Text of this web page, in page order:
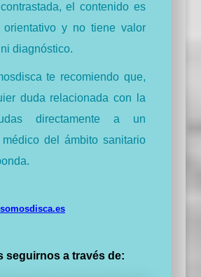
el contenido es
orientativo y no tiene valor
diagnóstico.
te recomiendo que,
duda relacionada con la
directamente a un
médico del ámbito sanitario
seguirnos a través de: